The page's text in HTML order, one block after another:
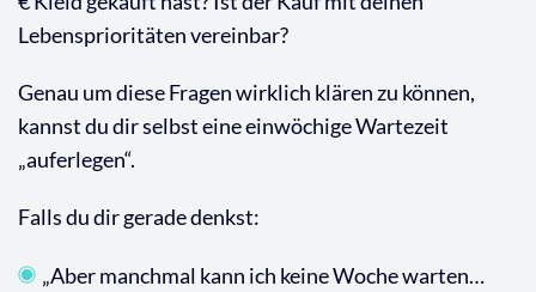
Lebensprioritäten vereinbar?
Genau um diese Fragen wirklich klären zu können,
kannst du dir selbst eine einwöchige Wartezeit
„auferlegen“.
Falls du dir gerade denkst:
„Aber manchmal kann ich keine Woche warten…